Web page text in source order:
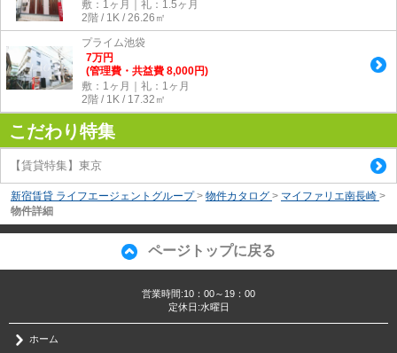
敷：1ヶ月｜礼：1.5ヶ月
2階 / 1K / 26.26㎡
プライム池袋
7万円
(管理費・共益費 8,000円)
敷：1ヶ月｜礼：1ヶ月
2階 / 1K / 17.32㎡
こだわり特集
【賃貸特集】東京
新宿賃貸 ライフエージェントグループ > 物件カタログ > マイファリエ南長崎 >
物件詳細
ページトップに戻る
営業時間:10：00～19：00
定休日:水曜日
ホーム